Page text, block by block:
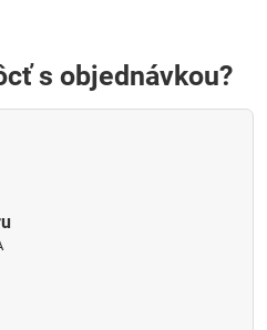
s objednávkou?